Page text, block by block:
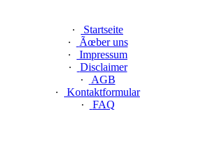
·
Startseite
·
Ãœber uns
·
Impressum
·
Disclaimer
·
AGB
·
Kontaktformular
·
FAQ